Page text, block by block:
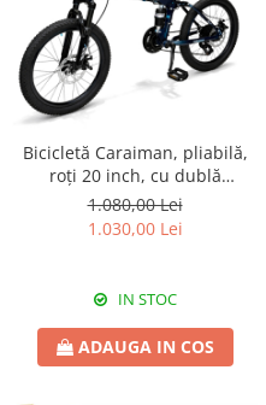
Bicicletă Caraiman, pliabilă,
roți 20 inch, cu dublă
suspensie, frâne pe disc,
albastră
1.080,00 Lei
1.030,00 Lei
IN STOC
ADAUGA IN COS